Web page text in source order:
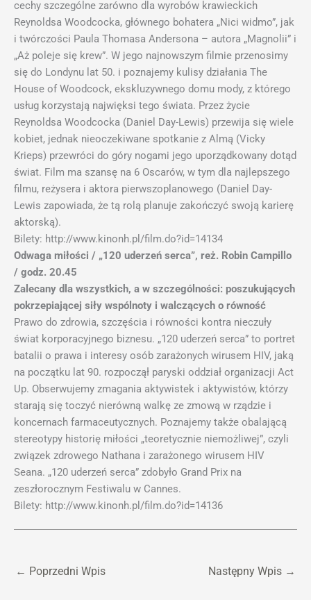
cechy szczególne zarówno dla wyrobów krawieckich
Reynoldsa Woodcocka, głównego bohatera „Nici widmo”, jak
i twórczości Paula Thomasa Andersona – autora „Magnolii” i
„Aż poleje się krew”. W jego najnowszym filmie przenosimy
się do Londynu lat 50. i poznajemy kulisy działania The
House of Woodcock, ekskluzywnego domu mody, z którego
usług korzystają najwięksi tego świata. Przez życie
Reynoldsa Woodcocka (Daniel Day-Lewis) przewija się wiele
kobiet, jednak nieoczekiwane spotkanie z Almą (Vicky
Krieps) przewróci do góry nogami jego uporządkowany dotąd
świat. Film ma szansę na 6 Oscarów, w tym dla najlepszego
filmu, reżysera i aktora pierwszoplanowego (Daniel Day-
Lewis zapowiada, że tą rolą planuje zakończyć swoją karierę
aktorską).
Bilety: http://www.kinonh.pl/film.do?id=14134
Odwaga miłości / „120 uderzeń serca”, reż. Robin Campillo
/ godz. 20.45
Zalecany dla wszystkich, a w szczególności: poszukujących
pokrzepiającej siły wspólnoty i walczących o równość
Prawo do zdrowia, szczęścia i równości kontra nieczuły
świat korporacyjnego biznesu. „120 uderzeń serca” to portret
batalii o prawa i interesy osób zarażonych wirusem HIV, jaką
na początku lat 90. rozpoczął paryski oddział organizacji Act
Up. Obserwujemy zmagania aktywistek i aktywistów, którzy
starają się toczyć nierówną walkę ze zmową w rządzie i
koncernach farmaceutycznych. Poznajemy także obalającą
stereotypy historię miłości „teoretycznie niemożliwej”, czyli
związek zdrowego Nathana i zarażonego wirusem HIV
Seana. „120 uderzeń serca” zdobyło Grand Prix na
zeszłorocznym Festiwalu w Cannes.
Bilety: http://www.kinonh.pl/film.do?id=14136
← Poprzedni Wpis Następny Wpis →